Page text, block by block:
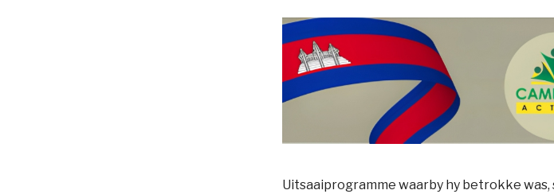
Uitsaaiprogramme waarby hy betrokke